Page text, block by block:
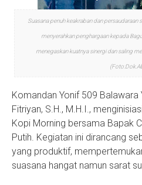
Suasana penuh keakraban dan persaudaraan
menyerahkan penghargaan kepada
menegaskan kuatnya sinergi dan saling
Komandan Yonif 509 Balawara
Fitriyan, S.H., M.H.I.,
Kopi Morning bersama Bapak
Putih. Kegiatan ini dirancang
yang produktif,
suasana hangat namun sarat